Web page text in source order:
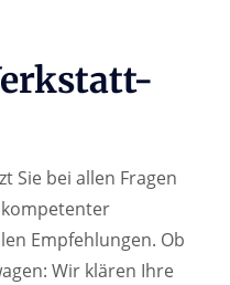
Sie bei allen Fragen
Empfehlungen. Ob
Wir klären Ihre